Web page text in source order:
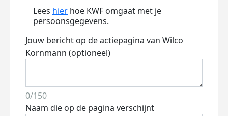
Lees hier hoe KWF omgaat met je
persoonsgegevens.
Jouw bericht op de actiepagina van Wilco
Kornmann (optioneel)
0/150
Naam die op de pagina verschijnt